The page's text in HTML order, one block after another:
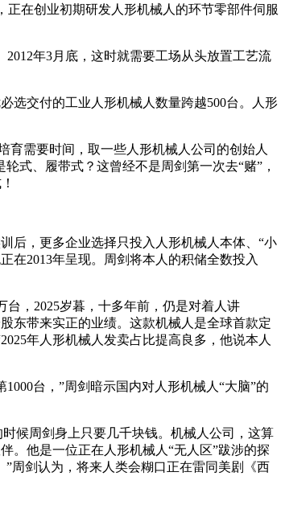
在创业初期研发人形机械人的环节零部件伺服
年3月底，这时就需要工场从头放置工艺流
交付的工业人形机械人数量跨越500台。人形
需要时间，取一些人形机械人公司的创始人
式、履带式？这曾经不是周剑第一次去“赌”，
，更多企业选择只投入人形机械人本体、“小
在2013年呈现。周剑将本人的积储全数投入
，2025岁暮，十多年前，仍是对着人讲
东带来实正的业绩。这款机械人是全球首款定
年人形机械人发卖占比提高良多，他说本人
台，”周剑暗示国内对人形机械人“大脑”的
候周剑身上只要几千块钱。机械人公司，这算
。他是一位正在人形机械人“无人区”跋涉的探
周剑认为，将来人类会糊口正在雷同美剧《西